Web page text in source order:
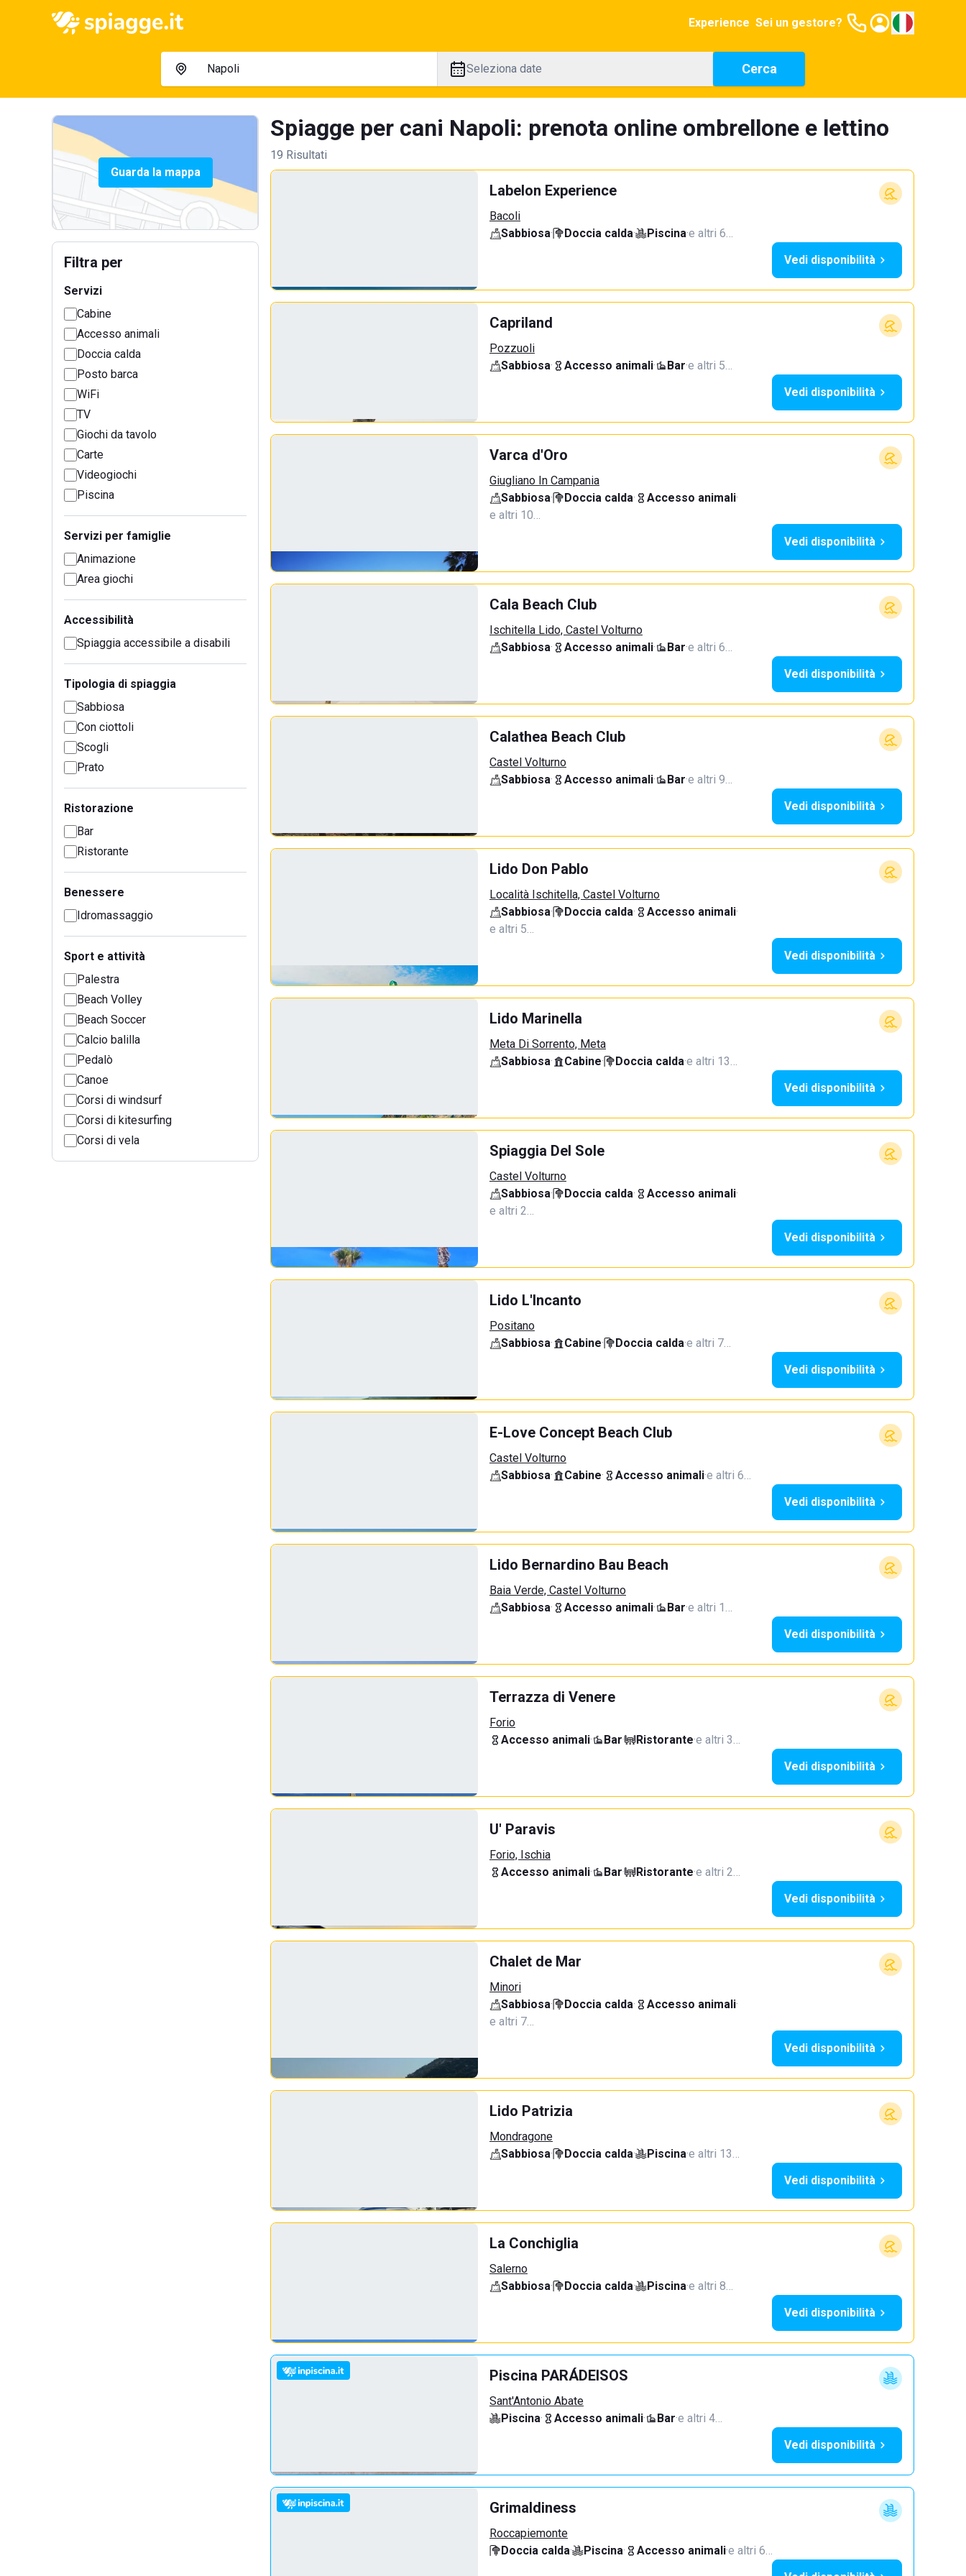
Experience Sei un gestore?
Seleziona date Cerca
Guarda la mappa
Filtra per
Servizi
Cabine
Accesso animali
Doccia calda
Posto barca
WiFi
TV
Giochi da tavolo
Carte
Videogiochi
Piscina
Servizi per famiglie
Animazione
Area giochi
Accessibilità
Spiaggia accessibile a disabili
Tipologia di spiaggia
Sabbiosa
Con ciottoli
Scogli
Prato
Ristorazione
Bar
Ristorante
Benessere
Idromassaggio
Sport e attività
Palestra
Beach Volley
Beach Soccer
Calcio balilla
Pedalò
Canoe
Corsi di windsurf
Corsi di kitesurfing
Corsi di vela
Spiagge per cani Napoli: prenota online ombrellone e lettino
19 Risultati
Labelon Experience
Bacoli
Sabbiosa· Doccia calda· Piscina·e altri 6…
Vedi disponibilità
Capriland
Pozzuoli
Sabbiosa· Accesso animali· Bar·e altri 5…
Vedi disponibilità
Varca d'Oro
Giugliano In Campania
Sabbiosa· Doccia calda· Accesso animali·
e altri 10…
Vedi disponibilità
Cala Beach Club
Ischitella Lido, Castel Volturno
Sabbiosa· Accesso animali· Bar·e altri 6…
Vedi disponibilità
Calathea Beach Club
Castel Volturno
Sabbiosa· Accesso animali· Bar·e altri 9…
Vedi disponibilità
Lido Don Pablo
Località Ischitella, Castel Volturno
Sabbiosa· Doccia calda· Accesso animali·
e altri 5…
Vedi disponibilità
Lido Marinella
Meta Di Sorrento, Meta
Sabbiosa· Cabine· Doccia calda·e altri 13…
Vedi disponibilità
Spiaggia Del Sole
Castel Volturno
Sabbiosa· Doccia calda· Accesso animali·
e altri 2…
Vedi disponibilità
Lido L'Incanto
Positano
Sabbiosa· Cabine· Doccia calda·e altri 7…
Vedi disponibilità
E-Love Concept Beach Club
Castel Volturno
Sabbiosa· Cabine· Accesso animali·e altri 6…
Vedi disponibilità
Lido Bernardino Bau Beach
Baia Verde, Castel Volturno
Sabbiosa· Accesso animali· Bar·e altri 1…
Vedi disponibilità
Terrazza di Venere
Forio
Accesso animali· Bar· Ristorante·e altri 3…
Vedi disponibilità
U' Paravis
Forio, Ischia
Accesso animali· Bar· Ristorante·e altri 2…
Vedi disponibilità
Chalet de Mar
Minori
Sabbiosa· Doccia calda· Accesso animali·
e altri 7…
Vedi disponibilità
Lido Patrizia
Mondragone
Sabbiosa· Doccia calda· Piscina·e altri 13…
Vedi disponibilità
La Conchiglia
Salerno
Sabbiosa· Doccia calda· Piscina·e altri 8…
Vedi disponibilità
Piscina PARÁDEISOS
Sant'Antonio Abate
Piscina· Accesso animali· Bar·e altri 4…
Vedi disponibilità
Grimaldiness
Roccapiemonte
Doccia calda· Piscina· Accesso animali·e altri 6…